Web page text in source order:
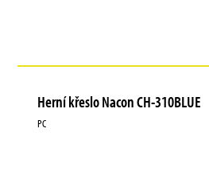
Herní křeslo Nacon CH-310BLUE
PC